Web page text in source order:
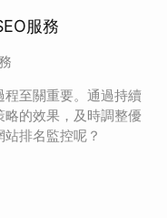
服務
程至關重要。通過持續
略的效果，及時調整優
排名監控呢？